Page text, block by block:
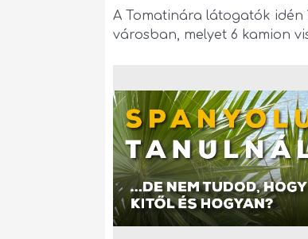
A Tomatinára látogatók idén
városban, melyet 6 kamion